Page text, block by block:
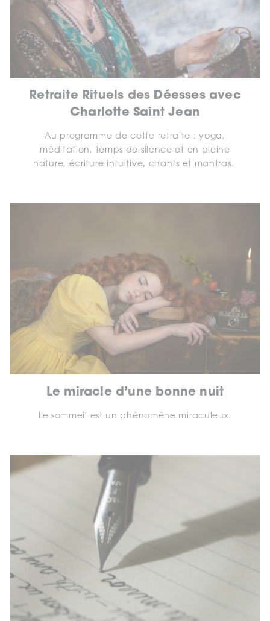
Retraite Rituels des Déesses avec
Charlotte Saint Jean
Au programme de cette retraite : yoga,
méditation, temps de silence et en pleine
nature, écriture intuitive, chants et mantras.
Le miracle d’une bonne nuit
Le sommeil est un phénomène miraculeux.